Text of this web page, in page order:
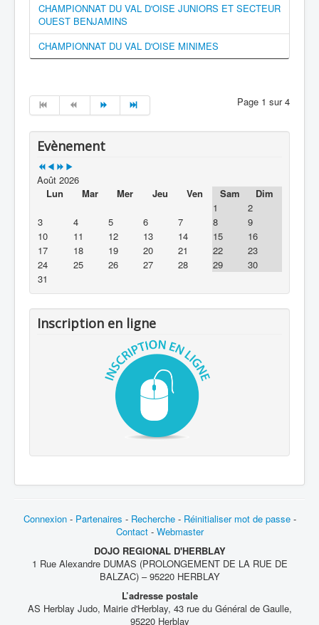
CHAMPIONNAT DU VAL D'OISE JUNIORS ET SECTEUR
OUEST BENJAMINS
CHAMPIONNAT DU VAL D'OISE MINIMES
Page 1 sur 4
Evènement
Août 2026
Lun
Mar Mer Jeu Ven Sam
Dim
1
2
3
4 5 6 7 8
9
10
11 12 13 14 15
16
17
18 19 20 21 22
23
24
25 26 27 28 29
30
31
Inscription en ligne
Connexion - Partenaires - Recherche- Réinitialiser mot de passe-
Contact- Webmaster
DOJO REGIONAL D'HERBLAY
1 Rue Alexandre DUMAS (PROLONGEMENT DE LA RUE DE
BALZAC) – 95220 HERBLAY
L’adresse postale
AS Herblay Judo, Mairie d'Herblay, 43 rue du Général de Gaulle,
95220 Herblay